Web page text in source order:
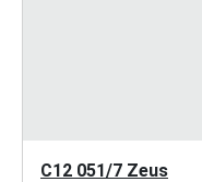
C12 051/7 Zeus